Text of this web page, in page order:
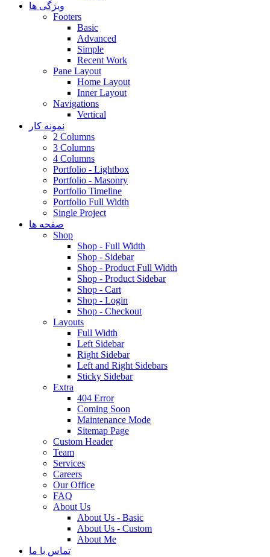
ویژگی ها
Footers
Basic
Advanced
Simple
Recent Work
Pane Layout
Home Layout
Inner Layout
Navigations
Vertical
نمونه کار
2 Columns
3 Columns
4 Columns
Portfolio - Lightbox
Portfolio - Masonry
Portfolio Timeline
Portfolio Full Width
Single Project
صفحه ها
Shop
Shop - Full Width
Shop - Sidebar
Shop - Product Full Width
Shop - Product Sidebar
Shop - Cart
Shop - Login
Shop - Checkout
Layouts
Full Width
Left Sidebar
Right Sidebar
Left and Right Sidebars
Sticky Sidebar
Extra
404 Error
Coming Soon
Maintenance Mode
Sitemap Page
Custom Header
Team
Services
Careers
Our Office
FAQ
About Us
About Us - Basic
About Us - Custom
About Me
تماس با ما